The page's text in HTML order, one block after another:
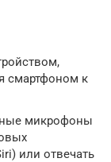
смартфоном к
микрофоны
или отвечать